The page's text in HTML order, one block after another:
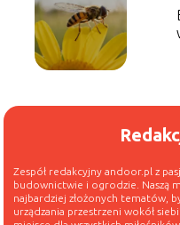
Zespół redakcyjny andoor.pl z
budownictwie i ogrodzie. Naszą
najbardziej złożonych tematów,
urządzania przestrzeni wokół